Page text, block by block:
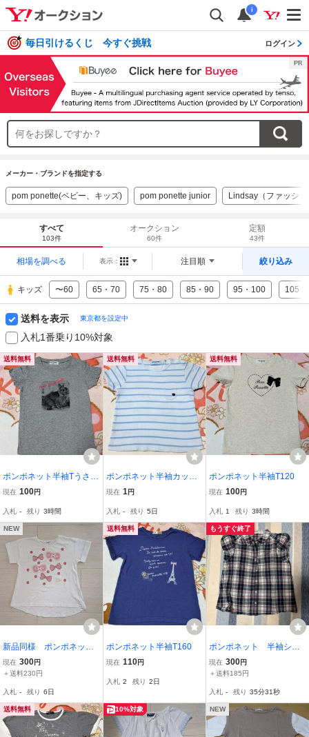
i
毎日引けるくじ 今すぐ挑戦 ログイン
メーカー・ブランドを指定する
pom ponette(ベビー、キッズ) pom ponette junior Lindsay（ファッシ
すべて
103件
オークション
60件
定額
43件
相場を調べる 表示： 注目順 絞り込み
キッズ 〜60 65・70 75・80 85・90 95・100 105
送料を表示 東京都を設定中
入札1番乗り10%対象
送料無料
ポンポネット半袖Tうさぎ
120
現在 100円
入札 - 残り 3時間
送料無料
ポンポネット半袖カット
ソー95
現在 1円
入札 - 残り 5日
送料無料
ポンポネット半袖T120
現在 100円
入札 1 残り 3時間
NEW
新品同様 ポンポネッ
ト 半袖Tシャツ サイズ
140
現在 300円
＋送料230円
入札 - 残り 6日
送料無料
ポンポネット半袖T160
現在 110円
入札 2 残り 2日
もうすぐ終了
ポンポネット 半袖シャ
ツ サイズS 140
現在 300円
＋送料185円
入札 - 残り 35分30秒
送料無料 10%対象 NEW